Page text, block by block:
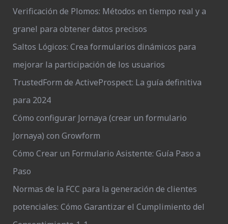
Verificación de Plomos: Métodos en tiempo real y a
granel para obtener datos precisos
Saltos Lógicos: Crea formularios dinámicos para
mejorar la participación de los usuarios
TrustedForm de ActiveProspect: La guía definitiva
para 2024
Cómo configurar Jornaya (crear un formulario
Jornaya) con Growform
Cómo Crear un Formulario Asistente: Guía Paso a
Paso
Normas de la FCC para la generación de clientes
potenciales: Cómo Garantizar el Cumplimiento del